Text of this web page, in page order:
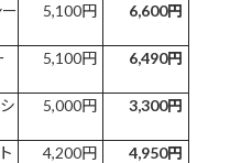
5,100円 6,600円
5,100円 6,490円
5,000円 3,300円
4,200円 4,950円